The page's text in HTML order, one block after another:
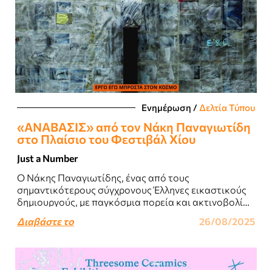
Ενημέρωση / Δελτία Τύπου
«ΑΝΑΒΑΣΙΣ» από τον Νάκη Παναγιωτίδη
στο Πλαίσιο του Φεστιβάλ Χίου
Just a Number
Ο Νάκης Παναγιωτίδης, ένας από τους
σημαντικότερους σύγχρονους Έλληνες εικαστικούς
δημιουργούς, με παγκόσμια πορεία και ακτινοβολία,
διοργανώνει η Περιφέρεια Βορείου Αιγίου,..
Διαβάστε το 26/08/2025